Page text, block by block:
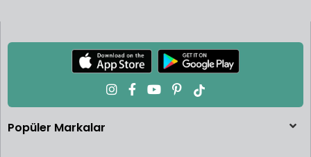
Popüler Markalar